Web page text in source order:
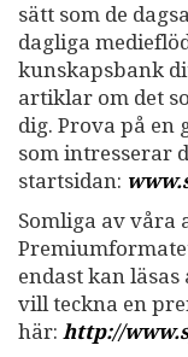
sätt som de
dagliga
kunskapsbank
artiklar om det
dig. Prova på en
som intresserar
startsidan:
Somliga av
endast kan
vill teckna en
här: http://